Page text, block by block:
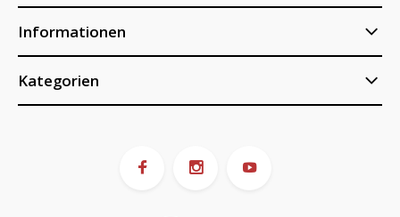
Informationen
Kategorien